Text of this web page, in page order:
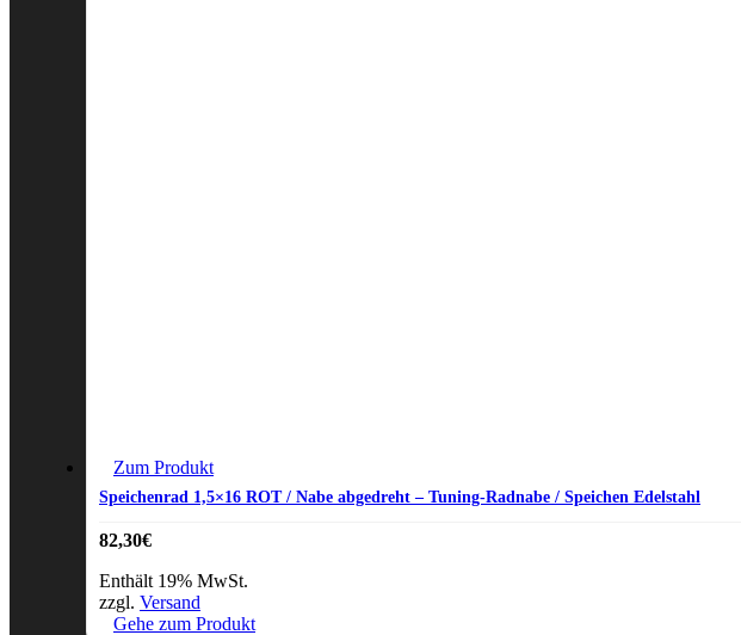
Zum Produkt
Speichenrad 1,5×16 ROT / Nabe abgedreht – Tuning-Radnabe / Speichen Edelstahl
82,30€
Enthält 19% MwSt.
zzgl. Versand
Gehe zum Produkt